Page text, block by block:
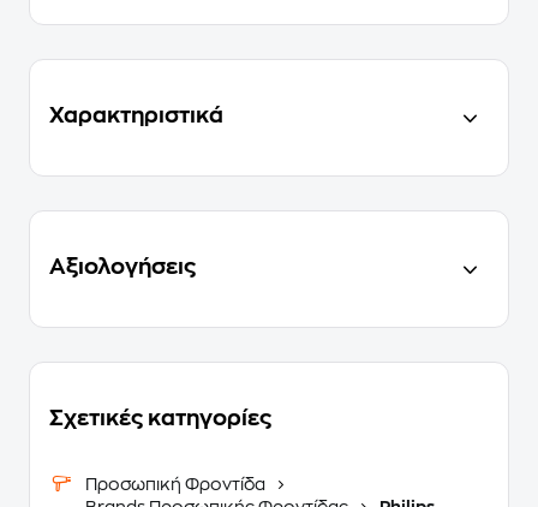
Χαρακτηριστικά
Αξιολογήσεις
Σχετικές κατηγορίες
Προσωπική Φροντίδα